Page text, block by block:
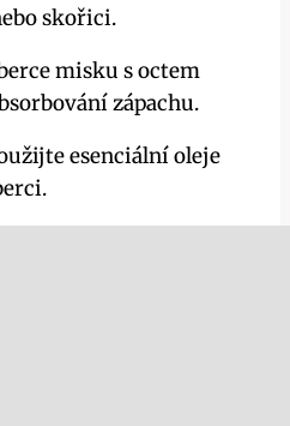
skořici.
misku s octem
zápachu.
esenciální oleje